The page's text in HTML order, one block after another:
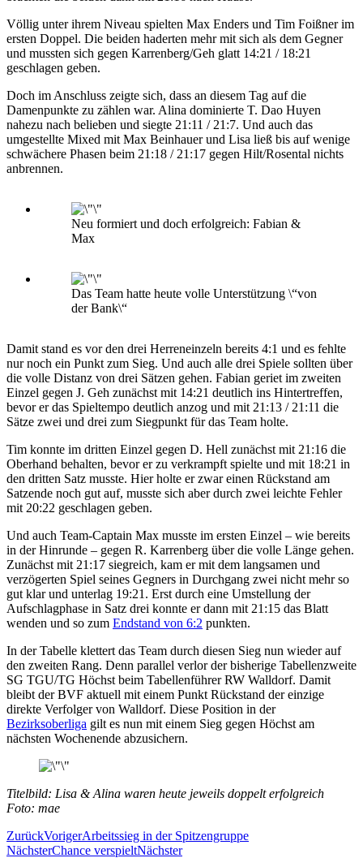
Völlig unter ihrem Niveau spielten Max Enders und Tim Foißner im
ersten Doppel. Die beiden haderten mehr mit sich als dem Gegner
und mussten sich gegen Karrenberg/Geh glatt 14:21 / 18:21
geschlagen geben.
Doch im Anschluss zeigte sich, dass an diesem Tag auf die
Damenpunkte zu zählen war. Alina dominierte T. Dao Huyen
nahezu nach belieben und siegte 21:11 / 21:7. Und auch das
umgestellte Mixed mit Max Beinhauer und Lisa ließ bis auf wenige
schwächere Phasen beim 21:18 / 21:17 gegen Hilt/Rosental nichts
anbrennen.
Neu formiert und doch erfolgreich: Fabian &
Max
Das Team hatte heute volle Unterstützung \“von
der Bank\“
Damit stand es vor den drei Herreneinzeln bereits 4:1 und es fehlte
nur noch ein Punkt zum Sieg. Und auch alle drei Spiele sollten über
die volle Distanz von drei Sätzen gehen. Fabian geriet im zweiten
Einzel gegen J. Geh zunächst mit 14:21 deutlich ins Hintertreffen,
bevor er das Spieltempo deutlich anzog und mit 21:13 / 21:11 die
Sätze zwei und drei zum Siegpunkt für das Team holte.
Tim konnte im dritten Einzel gegen D. Hell zunächst mit 21:16 die
Oberhand behalten, bevor er zu verkrampft spielte und mit 18:21 in
den dritten Satz musste. Hier holte er zwar einen Rückstand am
Satzende noch gut auf, musste sich aber durch zwei leichte Fehler
mit 20:22 geschlagen geben.
Und auch Team-Captain Max musste im ersten Einzel – wie bereits
in der Hinrunde – gegen R. Karrenberg über die volle Länge gehen.
Zunächst mit 21:17 siegreich, kam er mit dem langsamen und
verzögerten Spiel seines Gegners in Durchgang zwei nicht mehr so
gut klar und unterlag 19:21. Erst durch eine Umstellung der
Aufschlagphase in Satz drei konnte er dann mit 21:15 das Blatt
wenden und so zum Endstand von 6:2 punkten.
In der Tabelle klettert das Team durch diesen Sieg nun wieder auf
den zweiten Rang. Denn parallel verlor der bisherige Tabellenzweite
SG TGU/TG Höchst beim Tabellenführer RW Walldorf. Damit
bleibt der BVF aktuell mit einem Punkt Rückstand der einzige
direkte Verfolger von Walldorf. Diese Position in der
Bezirksoberliga gilt es nun mit einem Sieg gegen Höchst am
nächsten Wochenende abzusichern.
Titelbild: Lisa & Alina waren heute jeweils doppelt erfolgreich
Foto: mae
ZurückVorigerArbeitssieg in der Spitzengruppe
NächsterChance verspieltNächster